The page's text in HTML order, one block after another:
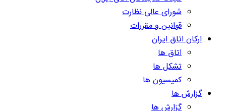
شورای عالی نظارت
قوانین و مقررات
ارکان اتاق ایران
اتاق ها
تشکل ها
کمیسیون ها
گزارش ها
گزارش ها